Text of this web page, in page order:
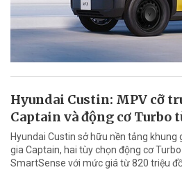
Hyundai Custin: MPV cỡ
Captain và động cơ Turbo
Hyundai Custin sở hữu nền tảng khung
gia Captain, hai tùy chọn động cơ
SmartSense với mức giá từ 820 triệu